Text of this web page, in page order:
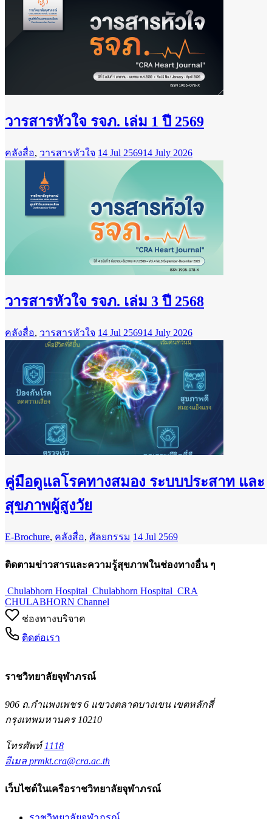
วารสารหัวใจ รจภ. เล่ม 1 ปี 2569
คลังสื่อ, วารสารหัวใจ 14 Jul 256914 July 2026
วารสารหัวใจ รจภ. เล่ม 3 ปี 2568
คลังสื่อ, วารสารหัวใจ 14 Jul 256914 July 2026
คู่มือดูแลโรคทางสมอง ระบบประสาท และ
สุขภาพผู้สูงวัย
E-Brochure, คลังสื่อ, ศัลยกรรม 14 Jul 2569
ติดตามข่าวสารและความรู้สุขภาพในช่องทางอื่น ๆ
Chulabhorn Hospital Chulabhorn Hospital CRA
CHULABHORN Channel
ช่องทางบริจาค
ติดต่อเรา
ราชวิทยาลัยจุฬาภรณ์
906 ถ.กำแพงเพชร 6 แขวงตลาดบางเขน เขตหลักสี่
กรุงเทพมหานคร 10210
โทรศัพท์ 1118
อีเมล prmkt.cra@cra.ac.th
เว็บไซต์ในเครือราชวิทยาลัยจุฬาภรณ์